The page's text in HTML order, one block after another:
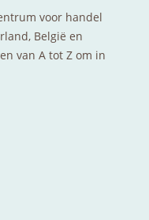
voor handel
België en
van A tot Z om in